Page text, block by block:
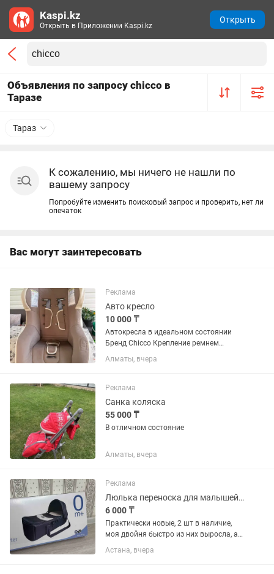
Объявления по запросу chicco в
Таразе
Тараз
К сожалению, мы ничего не нашли по
вашему запросу
Попробуйте изменить поисковый запрос и проверить, нет ли
опечаток
Вас могут заинтересовать
Реклама
Авто кресло
10 000 ₸
Автокресла в идеальном состоянии
Бренд Chicco Крепление ремнем
безопасности
Алматы, вчера
Реклама
Санка коляска
55 000 ₸
В отличном состояние
Алматы, вчера
Реклама
Люлька переноска для малышей chicco
6 000 ₸
Практически новые, 2 шт в наличие,
моя двойня быстро из них выросла, а
по пользоваться толком не успели
Астана, вчера
Kaspi.kz
Открыть в Приложении Kaspi.kz
Открыть